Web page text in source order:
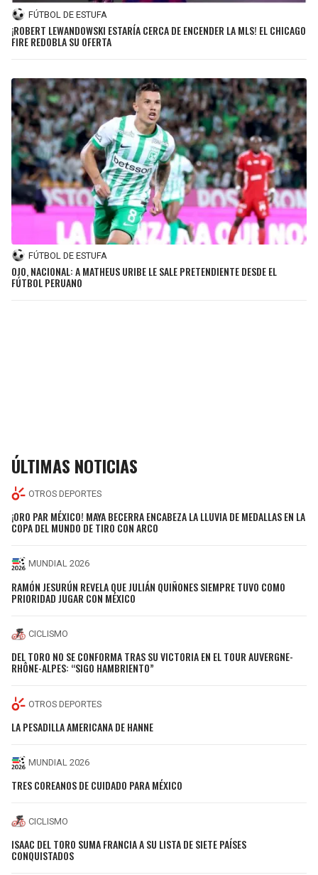
FÚTBOL DE ESTUFA
¡ROBERT LEWANDOWSKI ESTARÍA CERCA DE ENCENDER LA MLS! EL CHICAGO
FIRE REDOBLA SU OFERTA
FÚTBOL DE ESTUFA
OJO, NACIONAL: A MATHEUS URIBE LE SALE PRETENDIENTE DESDE EL
FÚTBOL PERUANO
ÚLTIMAS NOTICIAS
OTROS DEPORTES
¡ORO PAR MÉXICO! MAYA BECERRA ENCABEZA LA LLUVIA DE MEDALLAS EN LA
COPA DEL MUNDO DE TIRO CON ARCO
MUNDIAL 2026
RAMÓN JESURÚN REVELA QUE JULIÁN QUIÑONES SIEMPRE TUVO COMO
PRIORIDAD JUGAR CON MÉXICO
CICLISMO
DEL TORO NO SE CONFORMA TRAS SU VICTORIA EN EL TOUR AUVERGNE-
RHÔNE-ALPES: “SIGO HAMBRIENTO”
OTROS DEPORTES
LA PESADILLA AMERICANA DE HANNE
MUNDIAL 2026
TRES COREANOS DE CUIDADO PARA MÉXICO
CICLISMO
ISAAC DEL TORO SUMA FRANCIA A SU LISTA DE SIETE PAÍSES
CONQUISTADOS